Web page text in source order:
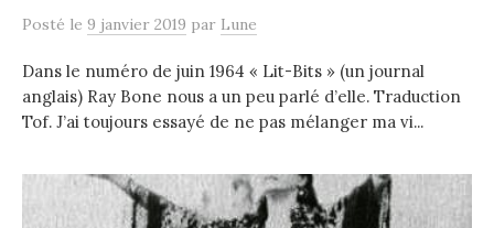
Posté le 9 janvier 2019 par Lune
Dans le numéro de juin 1964 « Lit-Bits » (un journal
anglais) Ray Bone nous a un peu parlé d’elle. Traduction
Tof. J’ai toujours essayé de ne pas mélanger ma vi...